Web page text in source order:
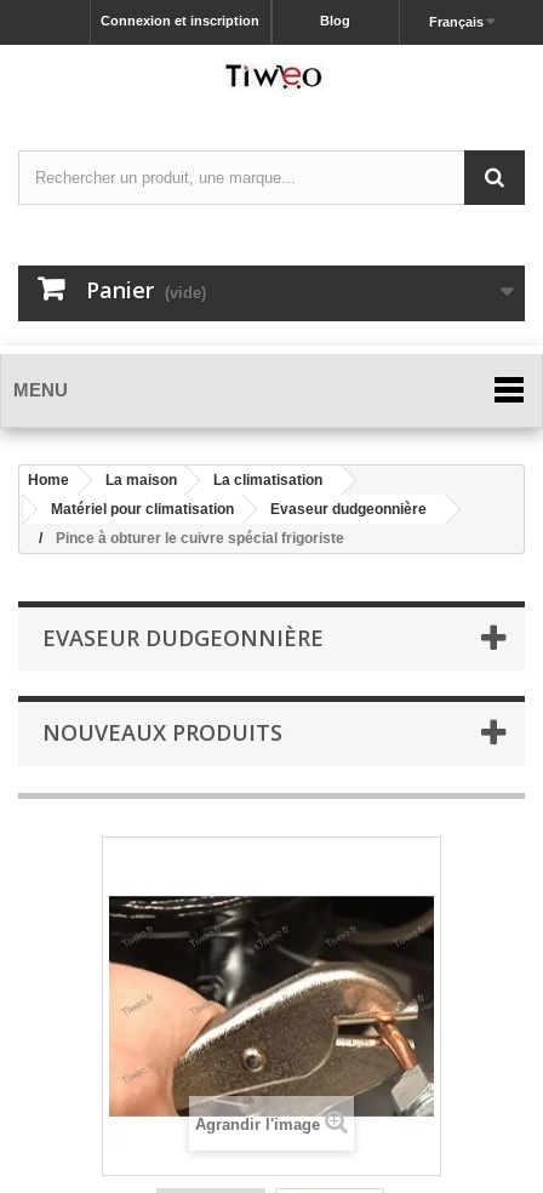
Français
Blog
Connexion et inscription
Panier (vide)
MENU
Home La maison
La climatisation
Matériel pour climatisation
Evaseur dudgeonnière
Pince à obturer le cuivre spécial frigoriste
EVASEUR DUDGEONNIÈRE
NOUVEAUX PRODUITS
Agrandir l'image